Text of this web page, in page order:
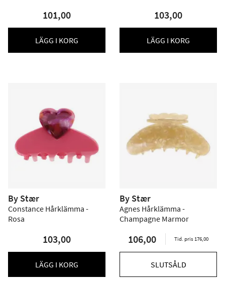
101,00
LÄGG I KORG
103,00
LÄGG I KORG
By Stær
Constance Hårklämma -
Rosa
103,00
LÄGG I KORG
By Stær
Agnes Hårklämma -
Champagne Marmor
106,00 Tid. pris 176,00
SLUTSÅLD